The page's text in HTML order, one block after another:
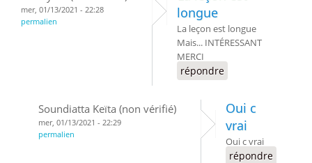
mer, 01/13/2021 - 22:28
permalien
longue
La leçon est longue
Mais... INTÉRESSANT
MERCI
répondre
Soundiatta Keïta (non vérifié)
mer, 01/13/2021 - 22:29
permalien
Oui c
vrai
Oui c vrai
répondre